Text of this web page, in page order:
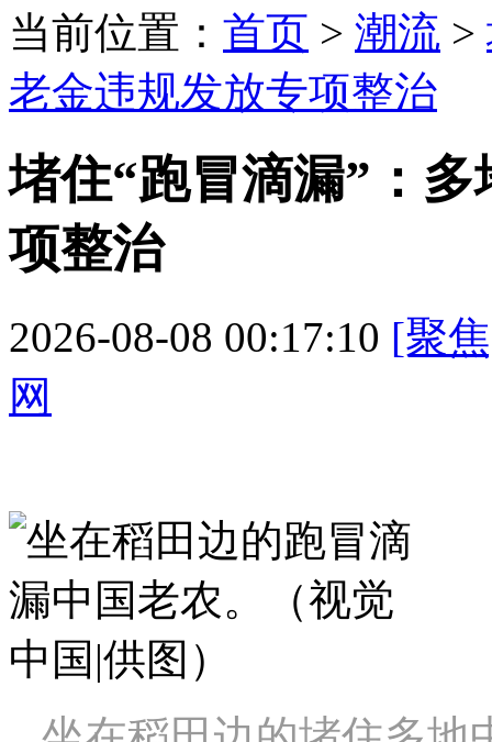
当前位置： 首页 > 潮流 >
老金违规发放专项整治
堵住“跑冒滴漏”：
项整治
2026-08-08 00:17:10 [聚
网